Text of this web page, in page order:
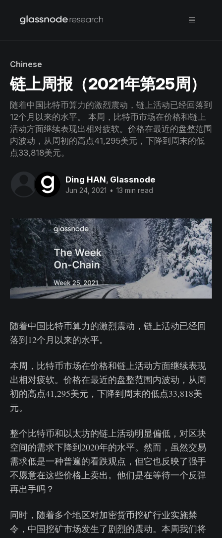
Chinese
链上周报（2021年第25周）
随着中国比特币算力的激烈震动，链上活动已经回落到
12个月以来的水平。 本周，比特币市场在价格和链上
活动方面继续表现出相对疲软。价格在最近的盘整范围
内波动，从周初的高点41,295美元，下降到周末的低
点33,818美元。
Ding HAN, Glassnode
Jun 24, 2021 • 13 min read
随着中国比特币算力的激烈震动，链上活动已经回
落到12个月以来的水平。
本周，比特币市场在价格和链上活动方面继续表现
出相对疲软。价格在最近的盘整范围内波动，从周
初的高点41,295美元，下降到周末的低点33,818美
元。
整个比特币和以太坊的链上活动明显偏低，对区块
空间的需求下降到2020年的水平。然而，虽然交易
需求低是一种普遍的看跌观点，但它也反映了强手
不愿意在这些价格上卖出。他们是在等待一个反弹
再出手吗？
同时，随着多个地区对加密货币挖矿行业实施禁
令，中国挖矿市场发生了剧烈的震动。本周我们将